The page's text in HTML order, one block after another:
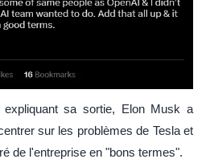
sa sortie, Elon Musk a
sur les problèmes de Tesla et
de l'entreprise en "bons termes".